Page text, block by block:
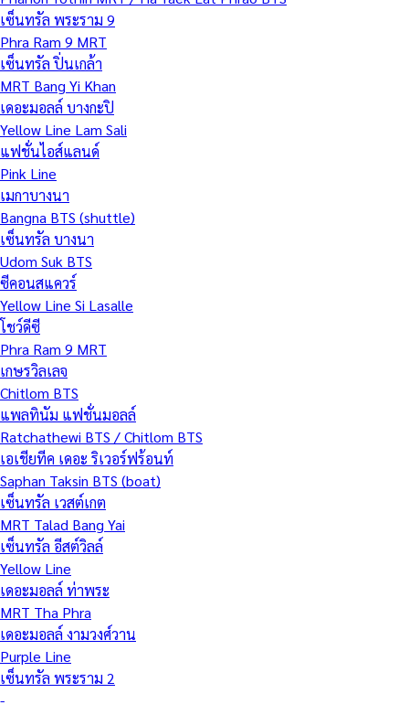
เซ็นทรัล พระราม 9
Phra Ram 9 MRT
เซ็นทรัล ปิ่นเกล้า
MRT Bang Yi Khan
เดอะมอลล์ บางกะปิ
Yellow Line Lam Sali
แฟชั่นไอส์แลนด์
Pink Line
เมกาบางนา
Bangna BTS (shuttle)
เซ็นทรัล บางนา
Udom Suk BTS
ซีคอนสแควร์
Yellow Line Si Lasalle
โชว์ดีซี
Phra Ram 9 MRT
เกษรวิลเลจ
Chitlom BTS
แพลทินัม แฟชั่นมอลล์
Ratchathewi BTS / Chitlom BTS
เอเชียทีค เดอะ ริเวอร์ฟร้อนท์
Saphan Taksin BTS (boat)
เซ็นทรัล เวสต์เกต
MRT Talad Bang Yai
เซ็นทรัล อีสต์วิลล์
Yellow Line
เดอะมอลล์ ท่าพระ
MRT Tha Phra
เดอะมอลล์ งามวงศ์วาน
Purple Line
เซ็นทรัล พระราม 2